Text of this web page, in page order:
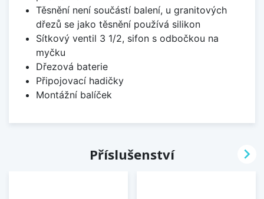
Těsnění není součástí balení, u granitových
dřezů se jako těsnění používá silikon
Sítkový ventil 3 1/2, sifon s odbočkou na
myčku
Dřezová baterie
Připojovací hadičky
Montážní balíček
Příslušenství 